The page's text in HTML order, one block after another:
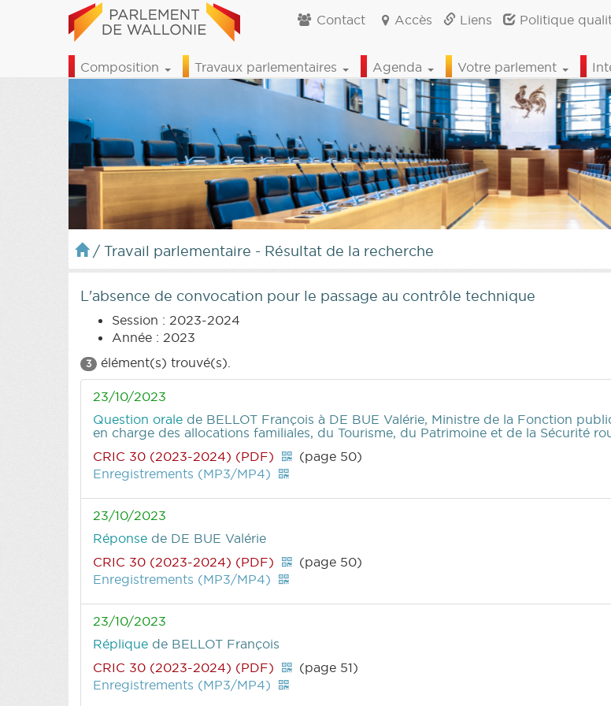
Contact Accès Liens Politique
Composition Travaux parlementaires Agenda Votre parlement
/ Travail parlementaire - Résultat de la recherche
L'absence de convocation pour le passage au contrôle technique
Session : 2023-2024
Année : 2023
3 élément(s) trouvé(s).
23/10/2023
Question orale de BELLOT François à DE BUE Valérie, Ministre de la Fonction
en charge des allocations familiales, du Tourisme, du Patrimoine et de la Sécurité
CRIC 30 (2023-2024) (PDF)
(page 50)
Enregistrements (MP3/MP4)
23/10/2023
Réponse de DE BUE Valérie
CRIC 30 (2023-2024) (PDF)
(page 50)
Enregistrements (MP3/MP4)
23/10/2023
Réplique de BELLOT François
CRIC 30 (2023-2024) (PDF)
(page 51)
Enregistrements (MP3/MP4)